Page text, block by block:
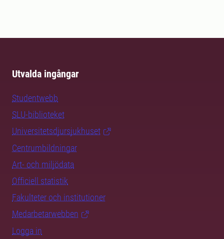
Utvalda ingångar
Studentwebb
SLU-biblioteket
Universitetsdjursjukhuset
Centrumbildningar
Art- och miljödata
Officiell statistik
Fakulteter och institutioner
Medarbetarwebben
Logga in